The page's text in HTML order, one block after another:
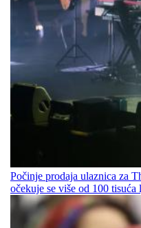
Počinje prodaja ulaznica za
očekuje se više od 100 tisuća